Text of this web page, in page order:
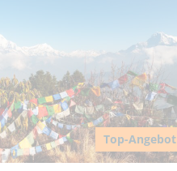
Top-Angebot